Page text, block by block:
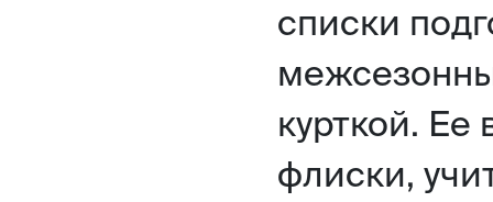
списки
курткой. Ее
флиски,